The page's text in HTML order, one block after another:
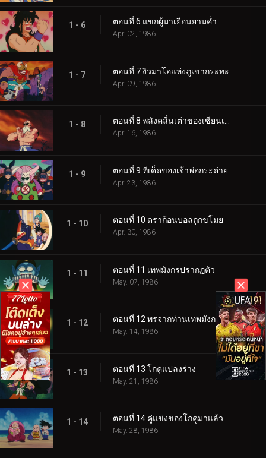
1 - 6 ตอนที่ 6 แขกผู้มาเยือนยามค่ำ
Apr. 02, 1986
1 - 7 ตอนที่ 7 งิวมาโอแห่งภูเขากระทะ
Apr. 09, 1986
1 - 8 ตอนที่ 8 พลังคลื่นเต่าของเซียนเต่า
Apr. 16, 1986
1 - 9 ตอนที่ 9 ทีเด็ดของเจ้าพ่อกระต่าย
Apr. 23, 1986
1 - 10 ตอนที่ 10 ดราก้อนบอลถูกขโมย
Apr. 30, 1986
1 - 11 ตอนที่ 11 เทพมังกรปรากฏตัว
May. 07, 1986
1 - 12 ตอนที่ 12 พรจากท่านเทพมังกร
May. 14, 1986
1 - 13 ตอนที่ 13 โกคูแปลงร่าง
May. 21, 1986
1 - 14 ตอนที่ 14 คู่แข่งของโกคูมาแล้ว
May. 28, 1986